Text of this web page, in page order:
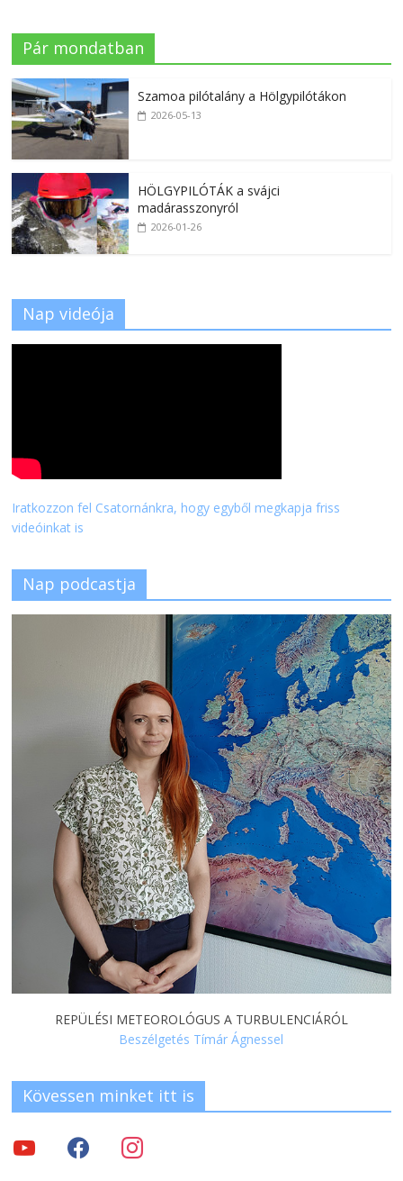
Pár mondatban
Szamoa pilótalány a Hölgypilótákon
2026-05-13
HÖLGYPILÓTÁK a svájci
madárasszonyról
2026-01-26
Nap videója
Iratkozzon fel Csatornánkra, hogy egyből megkapja friss
videóinkat is
Nap podcastja
REPÜLÉSI METEOROLÓGUS A TURBULENCIÁRÓL
Beszélgetés Tímár Ágnessel
Kövessen minket itt is